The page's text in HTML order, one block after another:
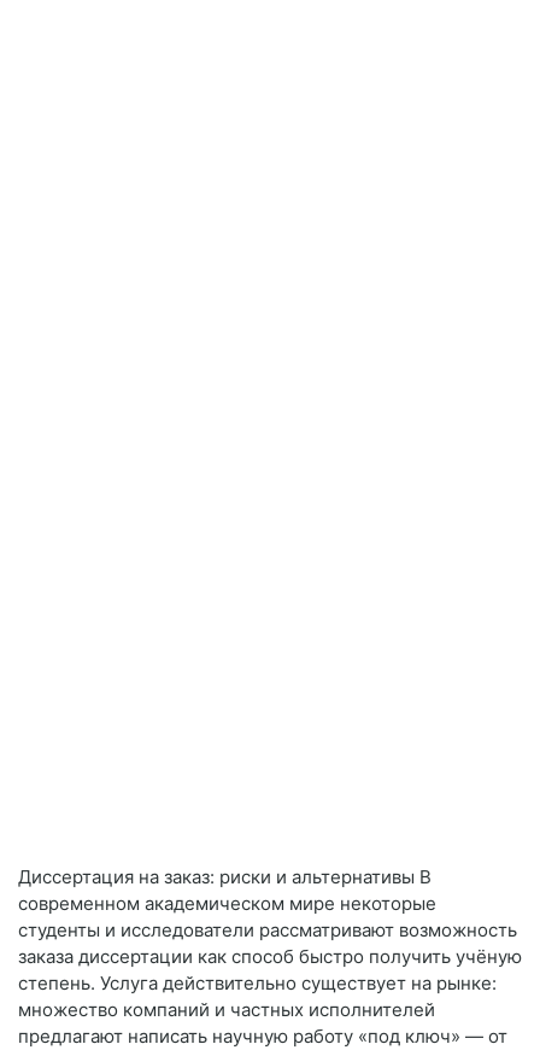
Диссертация на заказ: риски и альтернативы В
современном академическом мире некоторые
студенты и исследователи рассматривают возможность
заказа диссертации как способ быстро получить учёную
степень. Услуга действительно существует на рынке:
множество компаний и частных исполнителей
предлагают написать научную работу «под ключ» — от